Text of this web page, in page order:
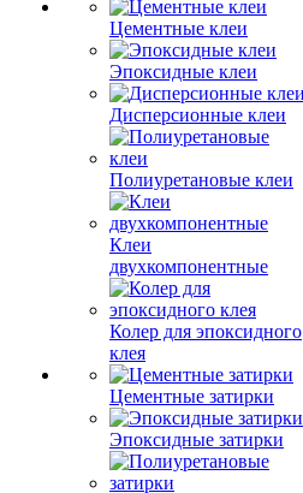
Цементные клеи
Эпоксидные клеи
Дисперсионные клеи
Полиуретановые клеи
Клеи
двухкомпонентные
Колер для эпоксидного
клея
Цементные затирки
Эпоксидные затирки